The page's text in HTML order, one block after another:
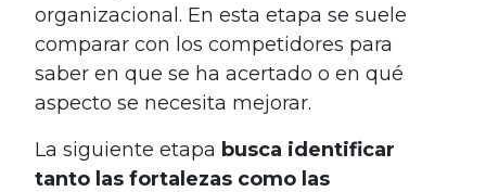
organizacional. En esta etapa se suele
comparar con los competidores para
saber en que se ha acertado o en qué
aspecto se necesita mejorar.
La siguiente etapa busca identificar
tanto las fortalezas como las